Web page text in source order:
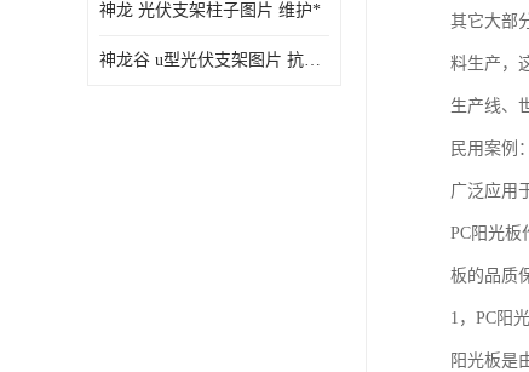
神龙 光伏支架柱子图片 维护*
神龙谷 u型光伏支架图片 抗紫外线
其它大部
料生产，
生产线、
民用案例：
广泛应用
PC阳光板
板的品质
1，PC阳
阳光板是